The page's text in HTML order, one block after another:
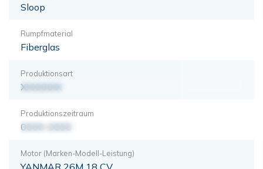
Sloop
Rumpfmaterial
Fiberglas
Produktionsart
XXXXXXX
Produktionszeitraum
0000-0000
Motor (Marken-Modell-Leistung)
YANMAR 26M 18 CV